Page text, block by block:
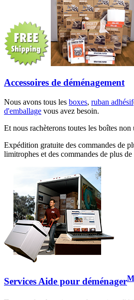
Accessoires de déménagement
Nous avons tous les boxes, ruban adhésif
d'emballage vous avez besoin.
Et nous rachèterons toutes les boîtes non
Expédition gratuite des commandes de
limitrophes et des commandes de plus
Services Aide pour déménager